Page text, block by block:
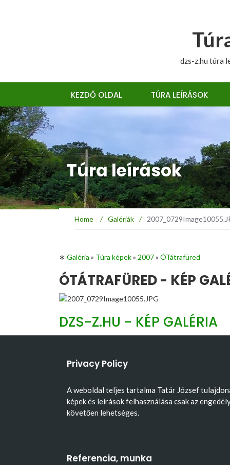
dzs-z.hu túra
KEZDŐ OLDAL TÚRA LEÍRÁSOK
Túra leírások
Home / Galériák /
∗ Galéria » Túra képek» 2007» ÓTátrafüred
ÓTÁTRAFÜRED - KÉP
DZS-Z.HU - KÉP GALÉRIA
Privacy Policy
A weboldal teljes tartalma Tatár József
képek és leírások felhasználása csak az
követően lehetséges.
Referencia, munka